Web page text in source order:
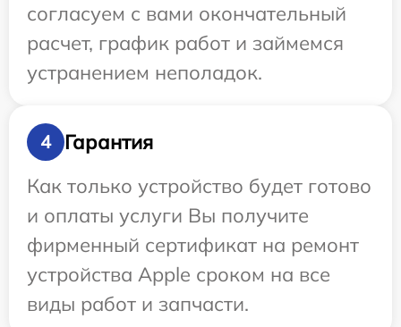
согласуем с вами окончательный
расчет, график работ и займемся
устранением неполадок.
4
Гарантия
Как только устройство будет готово
и оплаты услуги Вы получите
фирменный сертификат на ремонт
устройства Apple сроком на все
виды работ и запчасти.